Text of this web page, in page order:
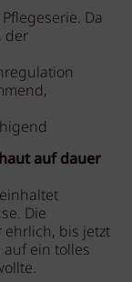
Pflegeserie. Da
der
auf dauer
Die
bis jetzt
ein tolles